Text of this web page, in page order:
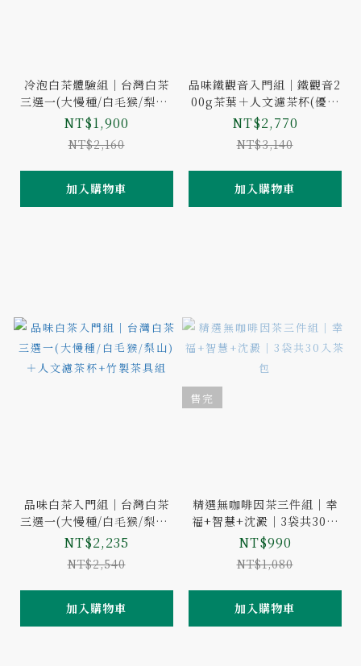
冷泡白茶體驗組｜台灣白茶
三選一(大慢種/白毛猴/梨山)
＋TOAST 隨身玻璃茶瓶(灰
白/500ml)
NT$1,900
NT$2,160
加入購物車
品味鐵觀音入門組｜鐵觀音2
00g茶葉＋人文濾茶杯(優雅
白)+竹製茶具組
NT$2,770
NT$3,140
加入購物車
品味白茶入門組｜台灣白茶
三選一(大慢種/白毛猴/梨山)
＋人文濾茶杯+竹製茶具組
NT$2,235
NT$2,540
加入購物車
售完
精選無咖啡因茶三件組｜幸
福+智慧+沈澱｜3袋共30入
茶包
NT$990
NT$1,080
加入購物車